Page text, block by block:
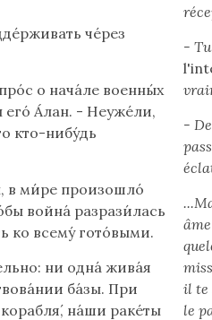
че́рез
о нача́ле военны́х
А́лан. - Неуже́ли,
кто-нибу́дь
в ми́ре произошло́
война́ разрази́лась
ко всему́ гото́выми.
ни одна́ жива́я
ба́зы. При
на́ши раке́ты
-
-
il te
le